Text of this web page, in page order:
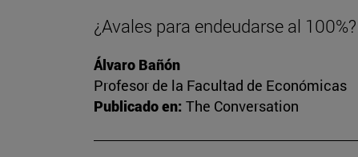
¿Avales para endeudarse al
Álvaro Bañón
Profesor de la Facultad de Económicas
Publicado en: The Conversation